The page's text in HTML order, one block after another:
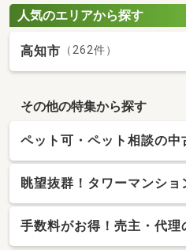
人気のエリアから探す
高知市 （262件）
その他の特集から探す
ペット可・ペット相談の中
眺望抜群！タワーマンショ
手数料がお得！売主・代理